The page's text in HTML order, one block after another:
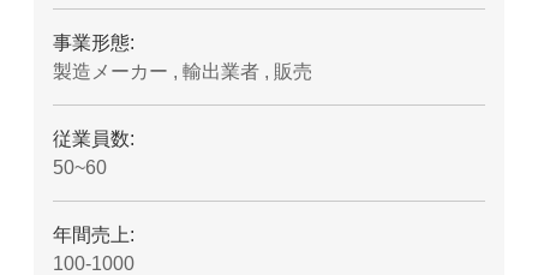
事業形態:
製造メーカー , 輸出業者 , 販売
従業員数:
50~60
年間売上:
100-1000